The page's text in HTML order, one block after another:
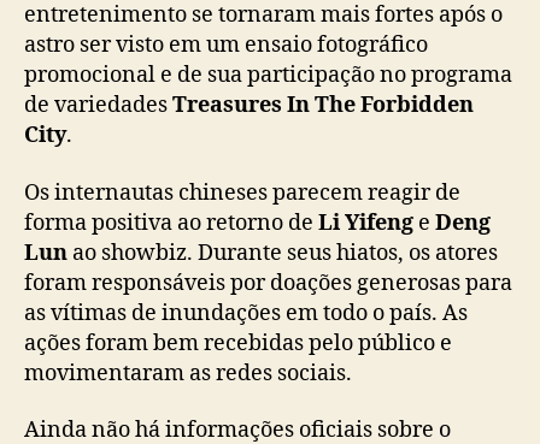
e
i
r
a
C
h
i
n
a
entretenimento se tornaram mais fortes após o
astro ser visto em um ensaio fotográfico
promocional e de sua participação no programa
de variedadesTreasures In The Forbidden
City.
Os internautas chineses parecem reagir de
forma positiva ao retorno de Li Yifeng e Deng
Lun ao showbiz. Durante seus hiatos, os atores
foram responsáveis por doações generosas para
as vítimas de inundações em todo o país. As
ações foram bem recebidas pelo público e
movimentaram as redes sociais.
Ainda não há informações oficiais sobre o